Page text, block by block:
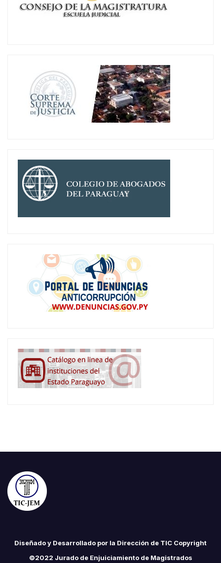
Diseñado y Desarrollado por la Dirección de TIC Copyright
©2022 Jurado de Enjuiciamiento de Magistrados